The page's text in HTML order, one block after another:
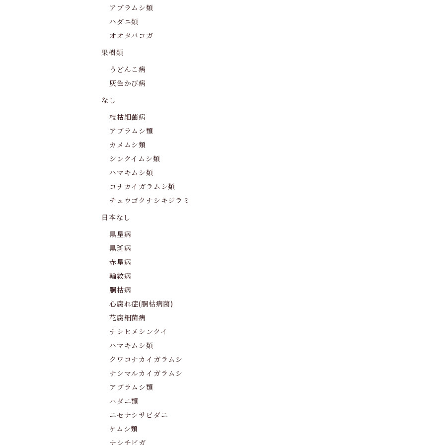
アブラムシ類
ハダニ類
オオタバコガ
果樹類
うどんこ病
灰色かび病
なし
枝枯細菌病
アブラムシ類
カメムシ類
シンクイムシ類
ハマキムシ類
コナカイガラムシ類
チュウゴクナシキジラミ
日本なし
黒星病
黒斑病
赤星病
輪紋病
胴枯病
心腐れ症(胴枯病菌)
花腐細菌病
ナシヒメシンクイ
ハマキムシ類
クワコナカイガラムシ
ナシマルカイガラムシ
アブラムシ類
ハダニ類
ニセナシサビダニ
ケムシ類
ナシチビガ